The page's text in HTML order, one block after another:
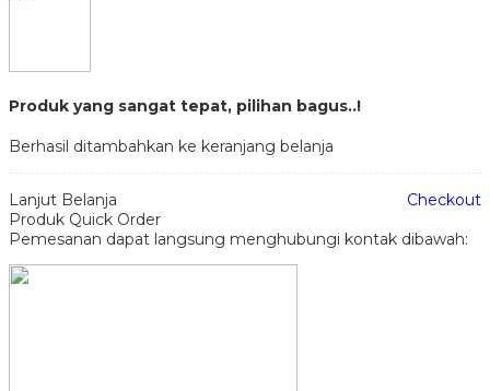
Produk yang sangat tepat, pilihan bagus..!
Berhasil ditambahkan ke keranjang belanja
Lanjut Belanja
Checkout
Produk Quick Order
Pemesanan dapat langsung menghubungi kontak dibawah: